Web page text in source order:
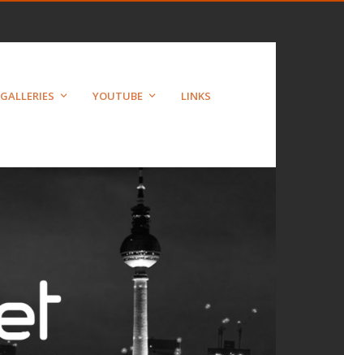
GALLERIES YOUTUBE LINKS